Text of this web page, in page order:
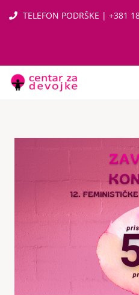
TELEFON PODRŠKE | +381